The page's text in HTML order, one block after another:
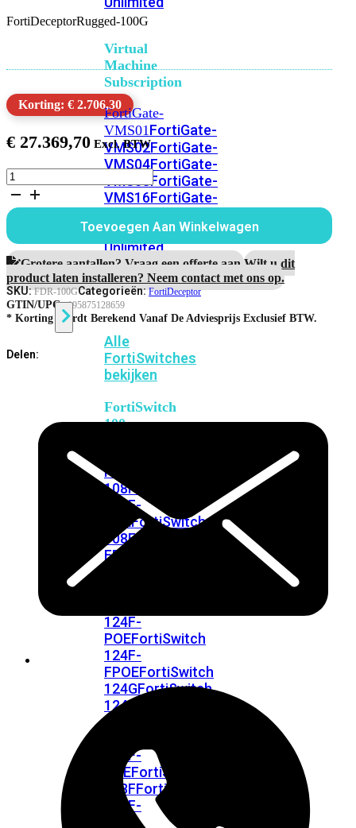
Virtual
Machine
Subscription
FortiGate-
VMS01FortiGate-
VMS02FortiGate-
VMS04FortiGate-
VMS08FortiGate-
VMS16FortiGate-
VMS
Unlimited
Switch
Alle
FortiSwitches
bekijken
FortiSwitch
100
FortiSwitch
108F
108F-
POEFortiSwitch
108F-
FPOE
124F-
POEFortiSwitch
124F-
FPOEFortiSwitch
124GFortiSwitch
124G-
FPOE
148F-
POEFortiSwitchRugged
108FFortiSwitchRugged
112F-
FortiDeceptorRugged-100G
Korting: € 2.706,30
€ 27.369,70
FortiDeceptorRugged-
100G
aantal
Toevoegen Aan Winkelwagen
Grotere aantallen? Vraag een offerte aan.Wilt u dit
product laten installeren? Neem contact met ons op.
SKU:FDR-100GCategorieën:FortiDeceptor
GTIN/UPC:195875128659
* Korting Wordt Berekend Vanaf De Adviesprijs Exclusief BTW.
Delen: